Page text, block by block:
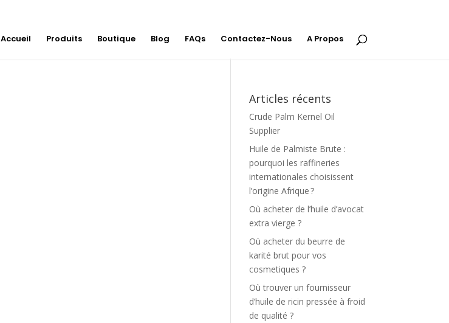
Accueil Produits Boutique Blog FAQs Contactez-Nous A Propos
Articles récents
Crude Palm Kernel Oil
Supplier
Huile de Palmiste Brute :
pourquoi les raffineries
internationales choisissent
l’origine Afrique ?
Où acheter de l’huile d’avocat
extra vierge ?
Où acheter du beurre de
karité brut pour vos
cosmetiques ?
Où trouver un fournisseur
d’huile de ricin pressée à froid
de qualité ?